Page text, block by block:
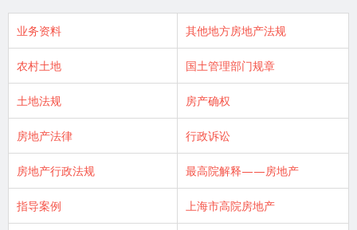
业务资料 其他地方房地产法规
农村土地 国土管理部门规章
土地法规 房产确权
房地产法律 行政诉讼
房地产行政法规 最高院解释——房地产
指导案例 上海市高院房地产